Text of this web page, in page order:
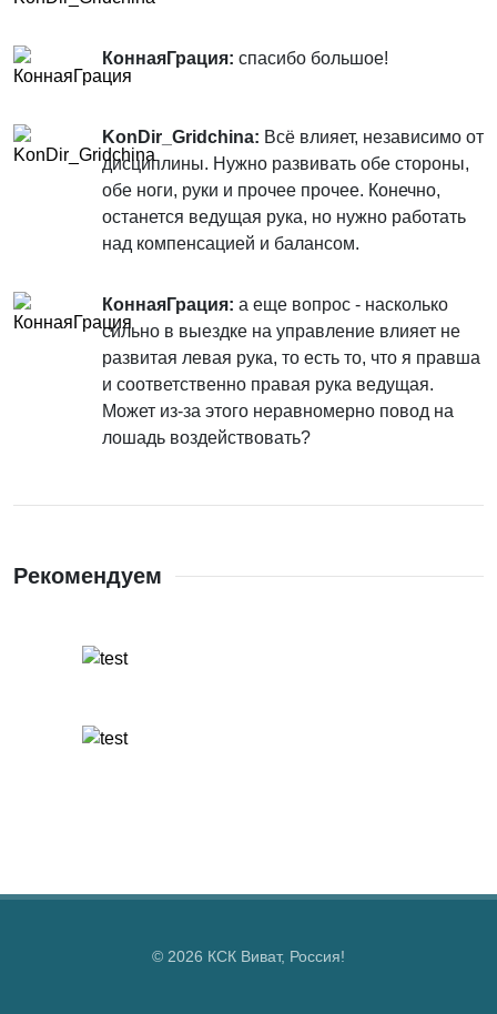
КоннаяГрация: спасибо большое!
KonDir_Gridchina: Всё влияет, независимо от
дисциплины. Нужно развивать обе стороны,
обе ноги, руки и прочее прочее. Конечно,
останется ведущая рука, но нужно работать
над компенсацией и балансом.
КоннаяГрация: а еще вопрос - насколько
сильно в выездке на управление влияет не
развитая левая рука, то есть то, что я правша
и соответственно правая рука ведущая.
Может из-за этого неравномерно повод на
лошадь воздействовать?
Рекомендуем
© 2026 КСК Виват, Россия!